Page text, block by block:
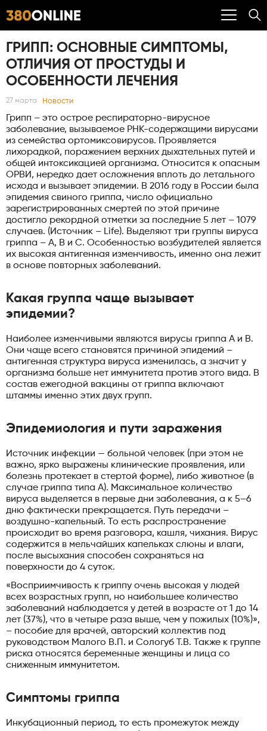
ГРИПП: ОСНОВНЫЕ СИМПТОМЫ,
ОТЛИЧИЯ ОТ ПРОСТУДЫ И
ОСОБЕННОСТИ ЛЕЧЕНИЯ
27 марта Новости
Грипп – это острое респираторно-вирусное
заболевание, вызываемое РНК-содержащими вирусами
из семейства ортомиксовирусов. Проявляется
лихорадкой, поражением верхних дыхательных путей и
общей интоксикацией организма. Относится к опасным
ОРВИ, нередко дает осложнения вплоть до летального
исхода и вызывает эпидемии. В 2016 году в России была
эпидемия свиного гриппа, число официально
зарегистрированных смертей по этой причине
достигло рекордной отметки за последние 5 лет – 1079
случаев. (Источник – Life). Выделяют три группы вируса
гриппа – А, В и С. Особенностью возбудителей является
их высокая антигенная изменчивость, именно она лежит
в основе повторных заболеваний.
Какая группа чаще вызывает
эпидемии?
Наиболее изменчивыми являются вирусы гриппа А и В.
Они чаще всего становятся причиной эпидемий –
антигенная структура вируса изменилась, а значит у
организма больше нет иммунитета против этого вида. В
состав ежегодной вакцины от гриппа включают
штаммы именно этих двух групп.
Эпидемиология и пути заражения
Источник инфекции — больной человек (при этом не
важно, ярко выражены клинические проявления, или
болезнь протекает в стертой форме), либо животное (в
случае гриппа типа А). Максимальное количество
вируса выделяется в первые дни заболевания, а к 5–6
дню фактически прекращается. Путь передачи –
воздушно-капельный. То есть распространение
происходит во время разговора, кашля, чихания. Вирус
содержится в мельчайших капельках слюны и влаги,
после высыхания способен сохраняться на
поверхности до 4 суток.
«Восприимчивость к гриппу очень высокая у людей
всех возрастных групп, но наибольшее количество
заболеваний наблюдается у детей в возрасте от 1 до 14
лет (37%), что в четыре раза выше, чем у пожилых (10%)»,
– пособие для врачей, авторский коллектив под
руководством Малого В.П. и Сологуб Т.В. Также к группе
риска относятся беременные женщины и лица со
сниженным иммунитетом.
Симптомы гриппа
Инкубационный период, то есть промежуток между